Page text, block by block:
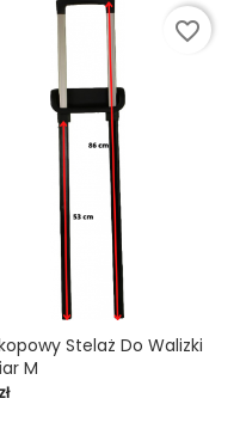
Stelaż Do Walizki
M
favorite_border